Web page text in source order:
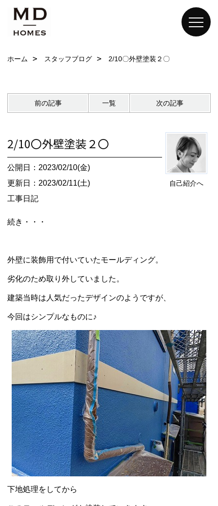
ホーム スタッフブログ 2/10〇外壁塗装２〇
前の記事 一覧 次の記事
自己紹介へ
2/10〇外壁塗装２〇
公開日：2023/02/10(金)
更新日：2023/02/11(土)
工事日記
続き・・・
外壁に装飾用で付いていたモールディング。
劣化のため取り外していました。
建築当時は人気だったデザインのようですが、
今回はシンプルなものに♪
下地処理をしてから